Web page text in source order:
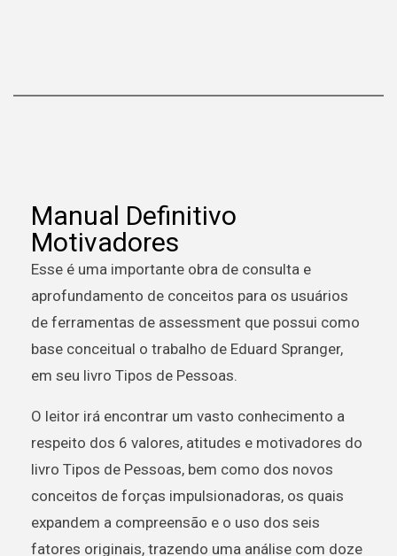
Manual Definitivo
Motivadores
Esse é uma importante obra de consulta e
aprofundamento de conceitos para os usuários
de ferramentas de assessment que possui como
base conceitual o trabalho de Eduard Spranger,
em seu livro Tipos de Pessoas.
O leitor irá encontrar um vasto conhecimento a
respeito dos 6 valores, atitudes e motivadores do
livro Tipos de Pessoas, bem como dos novos
conceitos de forças impulsionadoras, os quais
expandem a compreensão e o uso dos seis
fatores originais, trazendo uma análise com doze